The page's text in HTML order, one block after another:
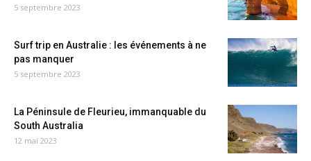
5 septembre 2023
Surf trip en Australie : les événements à ne
pas manquer
5 septembre 2023
La Péninsule de Fleurieu, immanquable du
South Australia
12 mai 2023